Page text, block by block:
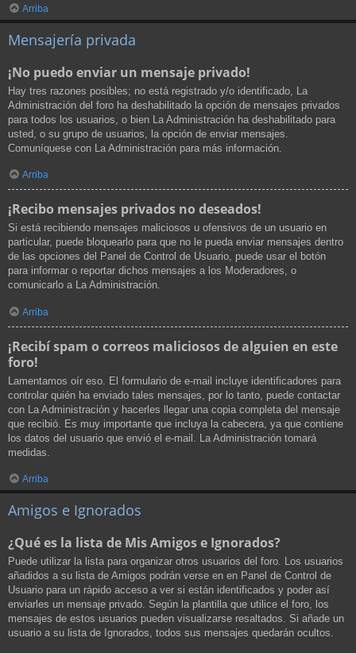
Arriba
Mensajería privada
¡No puedo enviar un mensaje privado!
Hay tres razones posibles; no está registrado y/o identificado, La
Administración del foro ha deshabilitado la opción de mensajes privados
para todos los usuarios, o bien La Administración ha deshabilitado para
usted, o su grupo de usuarios, la opción de enviar mensajes.
Comuníquese con La Administración para más información.
Arriba
¡Recibo mensajes privados no deseados!
Si está recibiendo mensajes maliciosos u ofensivos de un usuario en
particular, puede bloquearlo para que no le pueda enviar mensajes dentro
de las opciones del Panel de Control de Usuario, puede usar el botón
para informar o reportar dichos mensajes a los Moderadores, o
comunicarlo a La Administración.
Arriba
¡Recibí spam o correos maliciosos de alguien en este
foro!
Lamentamos oír eso. El formulario de e-mail incluye identificadores para
controlar quién ha enviado tales mensajes, por lo tanto, puede contactar
con La Administración y hacerles llegar una copia completa del mensaje
que recibió. Es muy importante que incluya la cabecera, ya que contiene
los datos del usuario que envió el e-mail. La Administración tomará
medidas.
Arriba
Amigos e Ignorados
¿Qué es la lista de Mis Amigos e Ignorados?
Puede utilizar la lista para organizar otros usuarios del foro. Los usuarios
añadidos a su lista de Amigos podrán verse en en Panel de Control de
Usuario para un rápido acceso a ver si están identificados y poder así
enviarles un mensaje privado. Según la plantilla que utilice el foro, los
mensajes de estos usuarios pueden visualizarse resaltados. Si añade un
usuario a su lista de Ignorados, todos sus mensajes quedarán ocultos.